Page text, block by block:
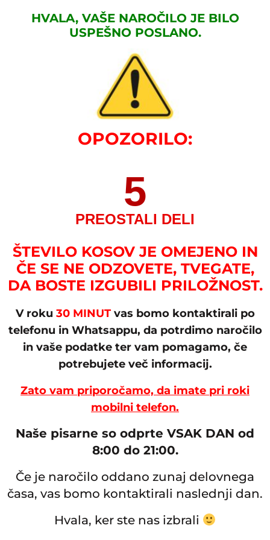
HVALA, VAŠE NAROČILO JE BILO
USPEŠNO POSLANO.
OPOZORILO:
PREOSTALI DELI
5
ŠTEVILO KOSOV JE OMEJENO IN
ČE SE NE ODZOVETE, TVEGATE,
DA BOSTE IZGUBILI PRILOŽNOST.
V roku 30 MINUTvas bomo kontaktirali po
telefonu in Whatsappu, da potrdimo naročilo
in vaše podatke ter vam pomagamo, če
potrebujete več informacij.
Zato vam priporočamo, da imate pri roki
mobilni telefon.
Naše pisarne so odprte VSAK DAN od
8:00 do 21:00.
Če je naročilo oddano zunaj delovnega
časa, vas bomo kontaktirali naslednji dan.
Hvala, ker ste nas izbrali